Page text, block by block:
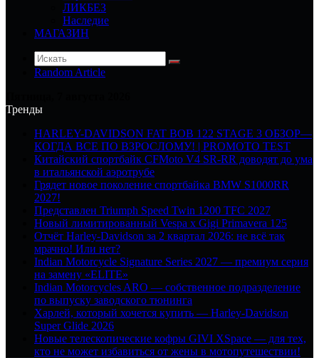
ЛИКБЕЗ
Наследие
МАГАЗИН
Random Article
Тренды
HARLEY-DAVIDSON FAT BOB 122 STAGE 3 ОБЗОР—
КОГДА ВСЕ ПО ВЗРОСЛОМУ! | PROMOTO TEST
Китайский спортбайк CFMoto V4 SR-RR доводят до ума
в итальянской аэротрубе
Грядет новое поколение спортбайка BMW S1000RR
2027!
Представлен Triumph Speed Twin 1200 TFC 2027
Новый лимитированный Vespa x Gigi Primavera 125
Отчёт Harley-Davidson за 2 квартал 2026: не всё так
мрачно! Или нет?
Indian Motorcycle Signature Series 2027 — премиум серия
на замену «ELITE»
Indian Motorcycles ARO — собственное подразделение
по выпуску заводского тюнинга
Харлей, который хочется купить — Harley-Davidson
Super Glide 2026
Новые телескопические кофры GIVI XSpace — для тех,
кто не может избавиться от жены в мотопутешествии!